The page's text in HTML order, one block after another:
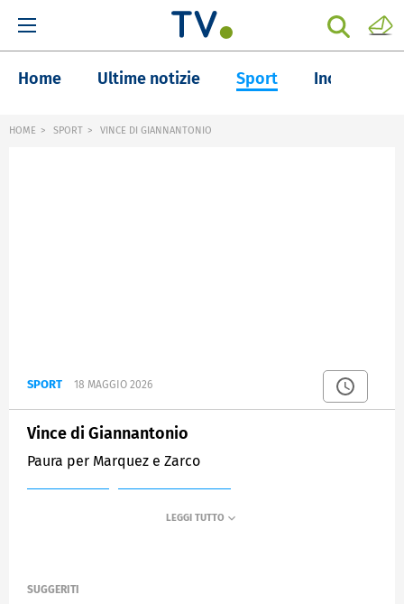
Home Ultime notizie Sport Inchieste
HOME SPORT VINCE DI GIANNANTONIO
SPORT 18 MAGGIO 2026
Vince di Giannantonio
Paura per Marquez e Zarco
SUGGERITI